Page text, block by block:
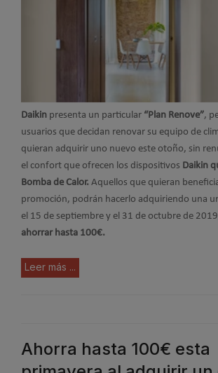
Daikin presenta un particular “Plan Renove”,
usuarios que decidan renovar su equipo de
quieran adquirir uno nuevo este otoño, sin
el confort que ofrecen los dispositivos Daikin
Bomba de Calor. Aquellos que quieran
promoción, podrán hacerlo adquiriendo una
el 15 de septiembre y el 31 de octubre de
ahorrar hasta 100€.
Leer más ...
Ahorra hasta 100€ esta